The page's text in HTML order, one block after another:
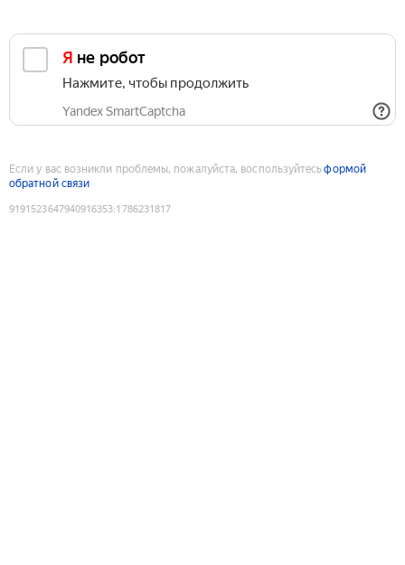
Я не робот
Нажмите, чтобы продолжить
Yandex SmartCaptcha
Если у вас возникли проблемы, пожалуйста, воспользуйтесьформой
обратной связи
9191523647940916353:1786231817